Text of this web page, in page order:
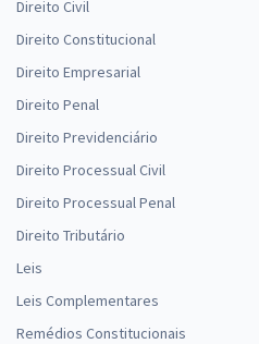
Direito Civil
Direito Constitucional
Direito Empresarial
Direito Penal
Direito Previdenciário
Direito Processual Civil
Direito Processual Penal
Direito Tributário
Leis
Leis Complementares
Remédios Constitucionais